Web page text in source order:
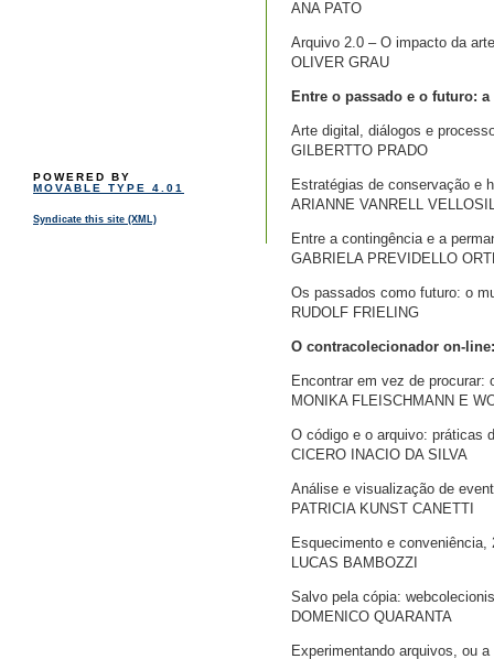
POWERED BY
MOVABLE TYPE 4.01
Syndicate this site (XML)
ANA PATO
Arquivo 2.0 – O impacto da
OLIVER GRAU
Entre o passado e o futuro:
Arte digital, diálogos e
GILBERTTO PRADO
Estratégias de conservação e
ARIANNE VANRELL
Entre a contingência e a
GABRIELA PREVIDELLO
Os passados como futuro: o
RUDOLF FRIELING
O contracolecionador on-
Encontrar em vez de procurar:
MONIKA FLEISCHMANN E
O código e o arquivo: práticas
CICERO INACIO DA SILVA
Análise e visualização de
PATRICIA KUNST CANETTI
Esquecimento e conveniência,
LUCAS BAMBOZZI
Salvo pela cópia:
DOMENICO QUARANTA
Experimentando arquivos, ou